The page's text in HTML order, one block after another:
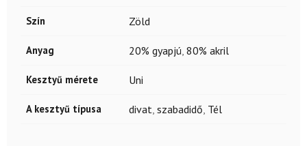
Szín Zöld
Anyag 20% gyapjú, 80% akril
Kesztyű mérete Uni
A kesztyű típusa divat, szabadidő, Tél